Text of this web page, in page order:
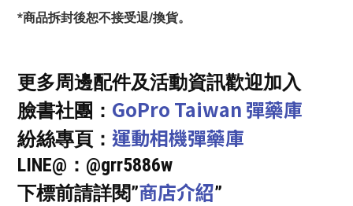
*商品拆封後恕不接受退/換貨。
更多周邊配件及活動資訊歡迎加入
臉書社團： GoPro Taiwan 彈藥庫
紛絲專頁： 運動相機彈藥庫
LINE@：@grr5886w
下標前請詳閱”商店介紹”